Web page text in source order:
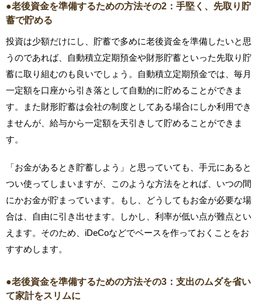
●老後資金を準備するための方法その2：手堅く、先取り貯
蓄で貯める
投資は少額だけにし、貯蓄で多めに老後資金を準備したいと思
うのであれば、自動積立定期預金や財形貯蓄といった先取り貯
蓄に取り組むのも良いでしょう。自動積立定期預金では、毎月
一定額を口座から引き落として自動的に貯めることができま
す。また財形貯蓄は会社の制度としてある場合にしか利用でき
ませんが、給与から一定額を天引きして貯めることができま
す。
「お金があるとき貯蓄しよう」と思っていても、手元にあると
つい使ってしまいますが、このような方法をとれば、いつの間
にかお金が貯まっています。もし、どうしてもお金が必要な場
合は、自由に引き出せます。しかし、利率が低い点が難点とい
えます。そのため、iDeCoなどでベースを作っておくことをお
すすめします。
●老後資金を準備するための方法その3：支出のムダを省い
て家計をスリムに